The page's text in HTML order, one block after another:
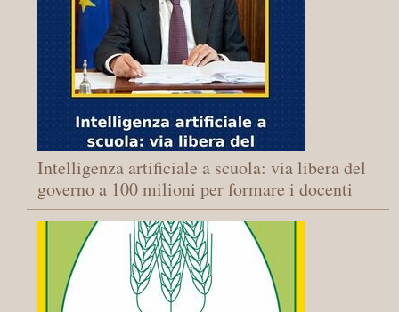
Intelligenza artificiale a scuola: via libera del
governo a 100 milioni per formare i docenti